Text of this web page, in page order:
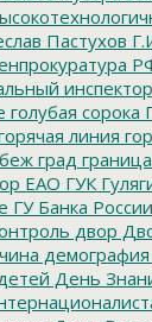
Пастухов
инспектор
голубая сорока
линия
град граница
ЕАО ГУК
ГУ Банка России
двор
демография
День